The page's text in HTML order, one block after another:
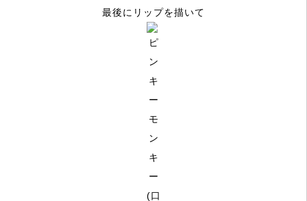
最後にリップを描いて